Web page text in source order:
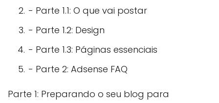
- Parte 1.1: O que vai postar
- Parte 1.2: Design
- Parte 1.3: Páginas essenciais
- Parte 2: Adsense FAQ
Parte 1: Preparando o seu blog para